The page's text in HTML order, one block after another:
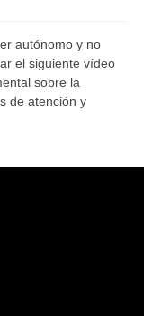
autónomo y no
el siguiente vídeo
sobre la
de atención y